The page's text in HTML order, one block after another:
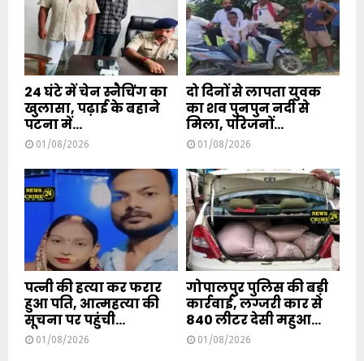
24 घंटे में चेन स्नैचिंग का
खुलासा, पढ़ाई के बहाने
पटना में...
01/08/2026
दो दिनों से लापता युवक
का शव पुनपुन नदी से
मिला, परिजनों...
01/08/2026
पत्नी की हत्या कर फरार
हुआ पति, आत्महत्या की
सूचना पर पहुंची...
01/08/2026
गोपालपुर पुलिस की बड़ी
कार्रवाई, लग्जरी कार से
840 लीटर देसी महुआ...
01/08/2026